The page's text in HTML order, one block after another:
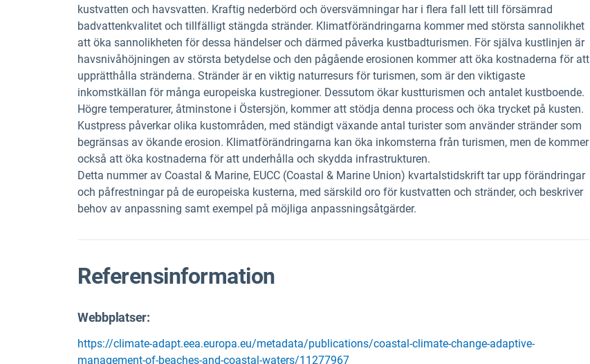
kustvatten och havsvatten. Kraftig nederbörd och översvämningar har i flera fall lett till försämrad
badvattenkvalitet och tillfälligt stängda stränder. Klimatförändringarna kommer med största sannolikhet
att öka sannolikheten för dessa händelser och därmed påverka kustbadturismen. För själva kustlinjen är
havsnivåhöjningen av största betydelse och den pågående erosionen kommer att öka kostnaderna för att
upprätthålla stränderna. Stränder är en viktig naturresurs för turismen, som är den viktigaste
inkomstkällan för många europeiska kustregioner. Dessutom ökar kustturismen och antalet kustboende.
Högre temperaturer, åtminstone i Östersjön, kommer att stödja denna process och öka trycket på kusten.
Kustpress påverkar olika kustområden, med ständigt växande antal turister som använder stränder som
begränsas av ökande erosion. Klimatförändringarna kan öka inkomsterna från turismen, men de kommer
också att öka kostnaderna för att underhålla och skydda infrastrukturen.
Detta nummer av Coastal & Marine, EUCC (Coastal & Marine Union) kvartalstidskrift tar upp förändringar
och påfrestningar på de europeiska kusterna, med särskild oro för kustvatten och stränder, och beskriver
behov av anpassning samt exempel på möjliga anpassningsåtgärder.
Referensinformation
Webbplatser:
https://climate-adapt.eea.europa.eu/metadata/publications/coastal-climate-change-adaptive-
management-of-beaches-and-coastal-waters/11277967